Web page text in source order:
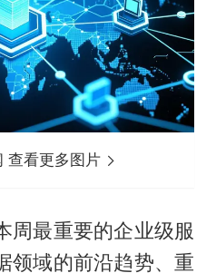
查看更多图片
周最重要的企业级服
领域的前沿趋势、重